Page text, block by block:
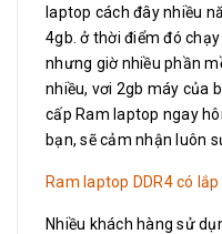
laptop cách đây nhiều
4gb. ở thời điểm đó
nhưng giờ nhiều phần
nhiều, vơi 2gb máy của
cấp Ram laptop ngay
bạn, sẽ cảm nhận luôn
Ram laptop DDR4 có
Nhiều khách hàng sử